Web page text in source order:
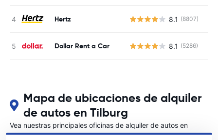
Hertz 8.1 (8807)
Dollar Rent a Car 8.1 (5286)
Mapa de ubicaciones de alquiler
de autos en Tilburg
Vea nuestras principales oficinas de alquiler de autos en
Tilburg